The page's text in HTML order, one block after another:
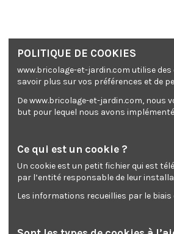
POLITIQUE DE COOKIES
www.bricolage-et-jardin.com utilise
savoir plus sur vos préférences et de
De www.bricolage-et-jardin.com, nous
but pour lequel nous avons
Ce qui est un cookie ?
Un cookie est un petit fichier qui est
par l’entité responsable de leur
Les informations recueillies par le biais